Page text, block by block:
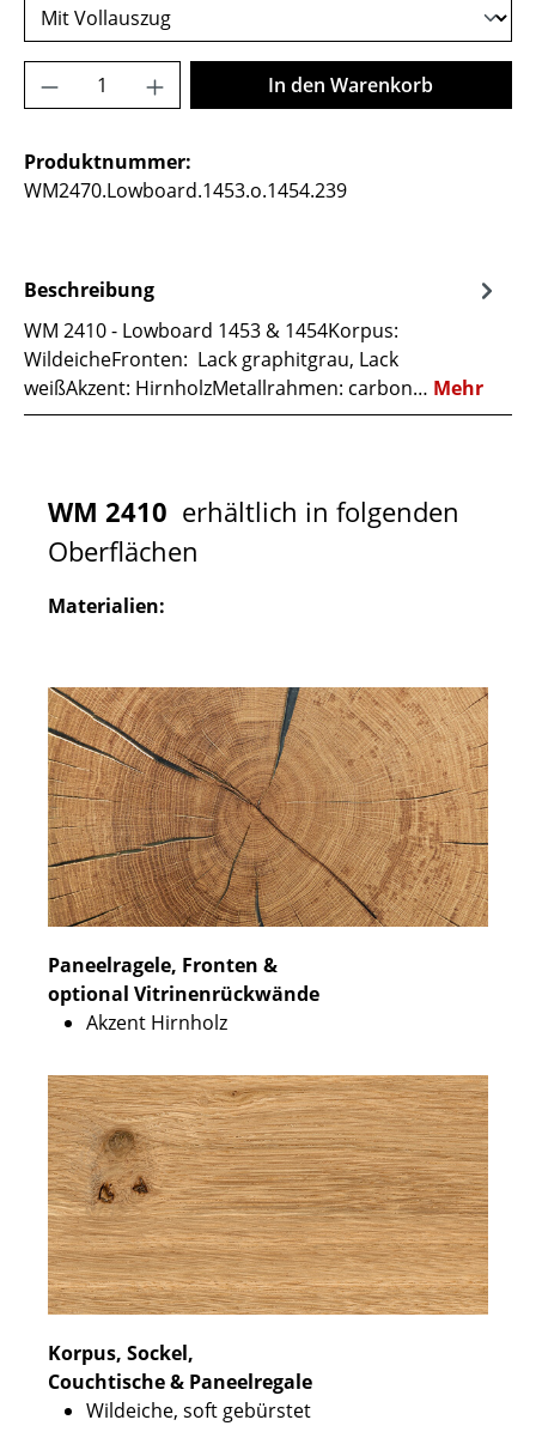
Produkt Anzahl: Gib den gewünschten
In den Warenkorb
Produktnummer:
WM2470.Lowboard.1453.o.1454.239
Beschreibung
WM 2410 - Lowboard 1453 & 1454Korpus:
WildeicheFronten: Lack graphitgrau, Lack
weißAkzent: HirnholzMetallrahmen: carbon… Mehr
WM 2410 erhältlich in folgenden
Oberflächen
Materialien:
Paneelragele, Fronten &
optional Vitrinenrückwände
Akzent Hirnholz
Korpus, Sockel,
Couchtische & Paneelregale
Wildeiche, soft gebürstet